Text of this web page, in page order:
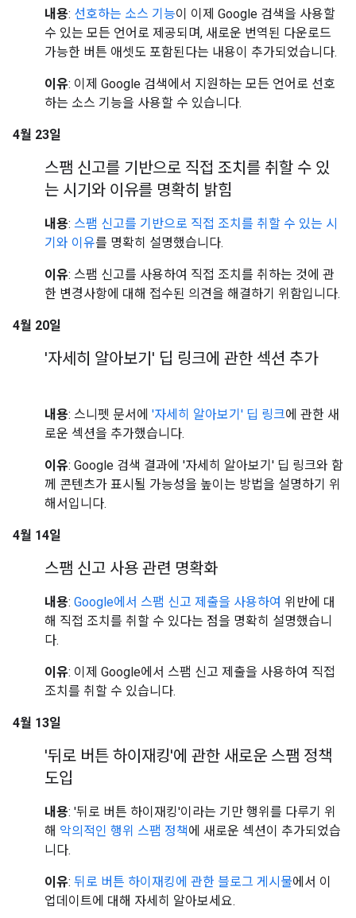
내용: 선호하는 소스 기능이 이제 Google 검색을 사용할
수 있는 모든 언어로 제공되며, 새로운 번역된 다운로드
가능한 버튼 애셋도 포함된다는 내용이 추가되었습니다.
이유: 이제 Google 검색에서 지원하는 모든 언어로 선호
하는 소스 기능을 사용할 수 있습니다.
4월 23일
스팸 신고를 기반으로 직접 조치를 취할 수 있
는 시기와 이유를 명확히 밝힘
내용: 스팸 신고를 기반으로 직접 조치를 취할 수 있는 시
기와 이유를 명확히 설명했습니다.
이유: 스팸 신고를 사용하여 직접 조치를 취하는 것에 관
한 변경사항에 대해 접수된 의견을 해결하기 위함입니다.
4월 20일
'자세히 알아보기' 딥 링크에 관한 섹션 추가
내용: 스니펫 문서에 '자세히 알아보기' 딥 링크에 관한 새
로운 섹션을 추가했습니다.
이유: Google 검색 결과에 '자세히 알아보기' 딥 링크와 함
께 콘텐츠가 표시될 가능성을 높이는 방법을 설명하기 위
해서입니다.
4월 14일
스팸 신고 사용 관련 명확화
내용: Google에서 스팸 신고 제출을 사용하여 위반에 대
해 직접 조치를 취할 수 있다는 점을 명확히 설명했습니
다.
이유: 이제 Google에서 스팸 신고 제출을 사용하여 직접
조치를 취할 수 있습니다.
4월 13일
'뒤로 버튼 하이재킹'에 관한 새로운 스팸 정책
도입
내용: '뒤로 버튼 하이재킹'이라는 기만 행위를 다루기 위
해 악의적인 행위 스팸 정책 에 새로운 섹션이 추가되었습
니다.
이유: 뒤로 버튼 하이재킹에 관한 블로그 게시물에서 이
업데이트에 대해 자세히 알아보세요.